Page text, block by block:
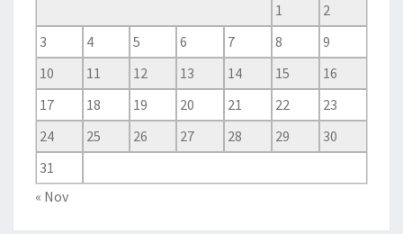
1
2
3
4 5 6 7 8
9
10
11 12 13 14 15
16
17
18 19 20 21 22
23
24
25 26 27 28 29
30
31
« Nov